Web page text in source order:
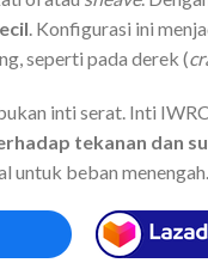
. Konfigurasi ini
seperti pada derek (
inti serat. Inti
tekanan dan
untuk beban menengah.